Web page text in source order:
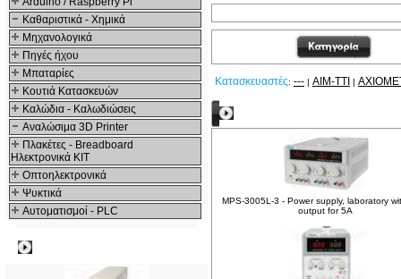
Καθαριστικά - Χημικά
Μηχανολογικά
Πηγές ήχου
Μπαταρίες
Κουτιά Κατασκευών
Καλώδια - Καλωδιώσεις
Αναλώσιμα 3D Printer
Πλακέτες - Breadboard
Ηλεκτρονικά ΚΙΤ
Οπτοηλεκτρονικά
Ψυκτικά
Αυτοματισμοί - PLC
Κατασκευαστές: --- | AIM-TTI |
MPS-3005L-3 - Power supply, laboratory
output for 5A